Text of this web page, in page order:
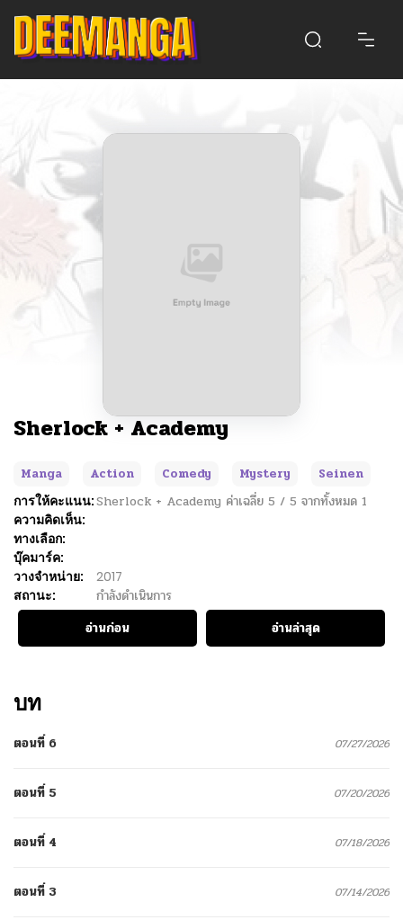
Sherlock + Academy
Manga Action Comedy Mystery
Seinen
การให้คะแนน:Sherlock + Academy ค่าเฉลี่ย 5 / 5 จากทั้งหมด 1
ความคิดเห็น:
ทางเลือก:
บุ๊คมาร์ค:
วางจำหน่าย:
2017
สถานะ:
กำลังดำเนินการ
อ่านก่อน
อ่านล่าสุด
บท
ตอนที่ 6 07/27/2026
ตอนที่ 5 07/20/2026
ตอนที่ 4 07/18/2026
ตอนที่ 3 07/14/2026